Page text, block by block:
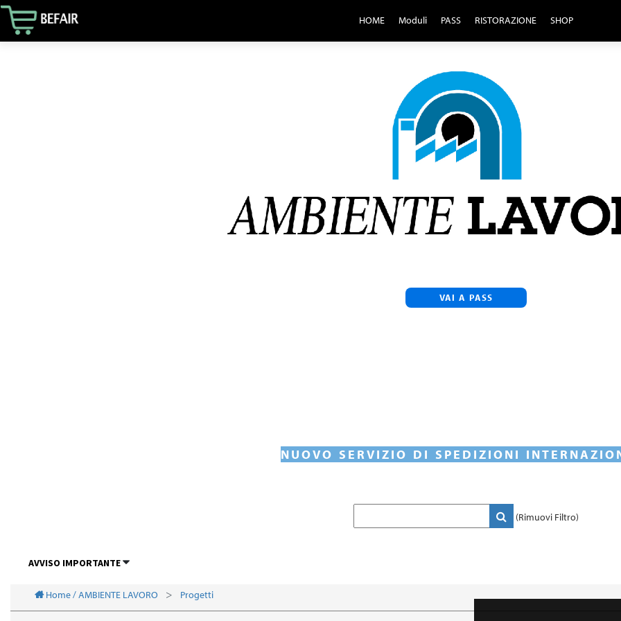
HOME Moduli PASS RISTORAZIONE SHOP
VAI A PASS
NUOVO SERVIZIO DI SPEDIZIONI
(Rimuovi Filtro)
AVVISO IMPORTANTE
Home / AMBIENTE LAVORO Progetti